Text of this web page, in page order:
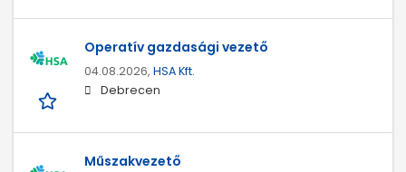
Operatív gazdasági vezető
04.08.2026, HSA Kft.
Debrecen
Műszakvezető